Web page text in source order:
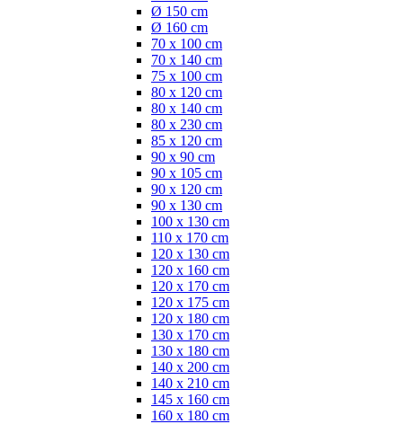
Ø 150 cm
Ø 160 cm
70 x 100 cm
70 x 140 cm
75 x 100 cm
80 x 120 cm
80 x 140 cm
80 x 230 cm
85 x 120 cm
90 x 90 cm
90 x 105 cm
90 x 120 cm
90 x 130 cm
100 x 130 cm
110 x 170 cm
120 x 130 cm
120 x 160 cm
120 x 170 cm
120 x 175 cm
120 x 180 cm
130 x 170 cm
130 x 180 cm
140 x 200 cm
140 x 210 cm
145 x 160 cm
160 x 180 cm